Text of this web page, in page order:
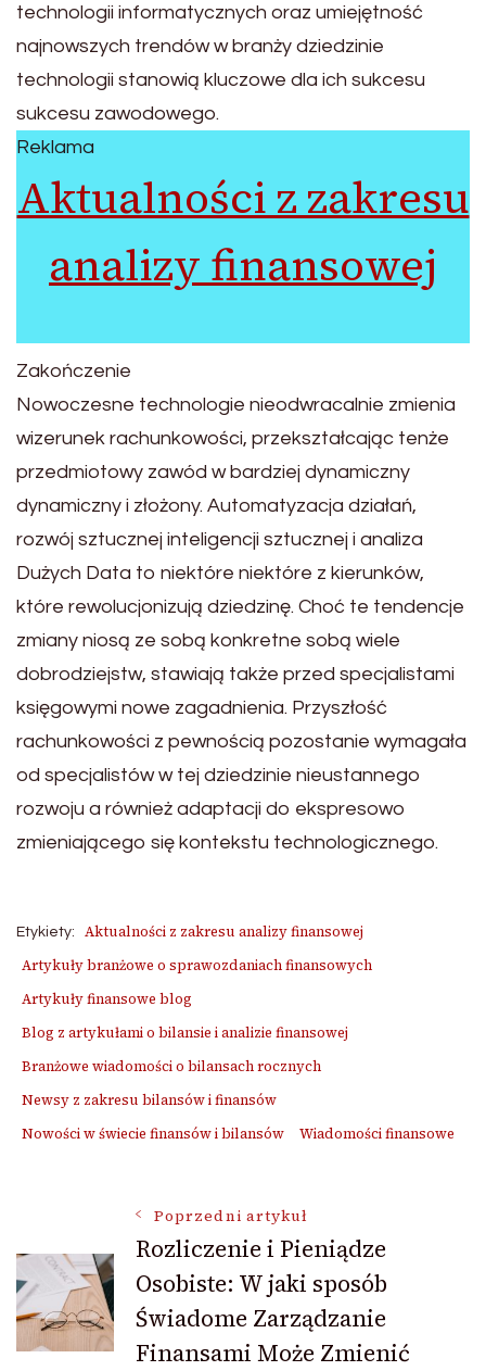
technologii informatycznych oraz umiejętność
najnowszych trendów w branży dziedzinie
technologii stanowią kluczowe dla ich sukcesu
sukcesu zawodowego.
Reklama
Aktualności z zakresu
analizy finansowej
Zakończenie
Nowoczesne technologie nieodwracalnie zmienia
wizerunek rachunkowości, przekształcając tenże
przedmiotowy zawód w bardziej dynamiczny
dynamiczny i złożony. Automatyzacja działań,
rozwój sztucznej inteligencji sztucznej i analiza
Dużych Data to niektóre niektóre z kierunków,
które rewolucjonizują dziedzinę. Choć te tendencje
zmiany niosą ze sobą konkretne sobą wiele
dobrodziejstw, stawiają także przed specjalistami
księgowymi nowe zagadnienia. Przyszłość
rachunkowości z pewnością pozostanie wymagała
od specjalistów w tej dziedzinie nieustannego
rozwoju a również adaptacji do ekspresowo
zmieniającego się kontekstu technologicznego.
Etykiety:
Aktualności z zakresu analizy finansowej
Artykuły branżowe o sprawozdaniach finansowych
Artykuły finansowe blog
Blog z artykułami o bilansie i analizie finansowej
Branżowe wiadomości o bilansach rocznych
Newsy z zakresu bilansów i finansów
Nowości w świecie finansów i bilansów
Wiadomości finansowe
Nawigacja
wpisu
Poprzedni artykuł
Rozliczenie i Pieniądze
Osobiste: W jaki sposób
Świadome Zarządzanie
Finansami Może Zmienić